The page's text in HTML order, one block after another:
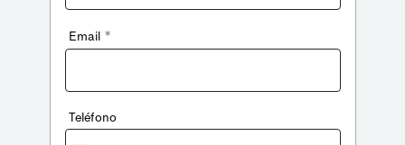
Email *
Teléfono